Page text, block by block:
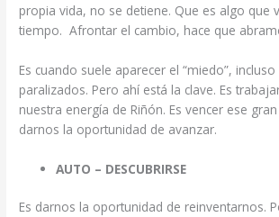
propia vida, no se detiene. Que es algo que
tiempo. Afrontar el cambio, hace que
Es cuando suele aparecer el “miedo”,
paralizados. Pero ahí está la clave. Es
nuestra energía de Riñón. Es vencer ese
darnos la oportunidad de avanzar.
AUTO – DESCUBRIRSE
Es darnos la oportunidad de reinventarnos.